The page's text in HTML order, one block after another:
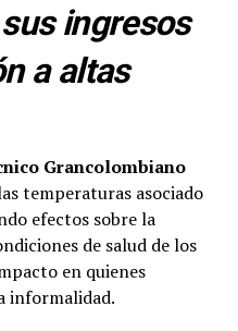
ingresos
a altas
Grancolombiano
temperaturas asociado
efectos sobre la
de salud de los
en quienes
informalidad.